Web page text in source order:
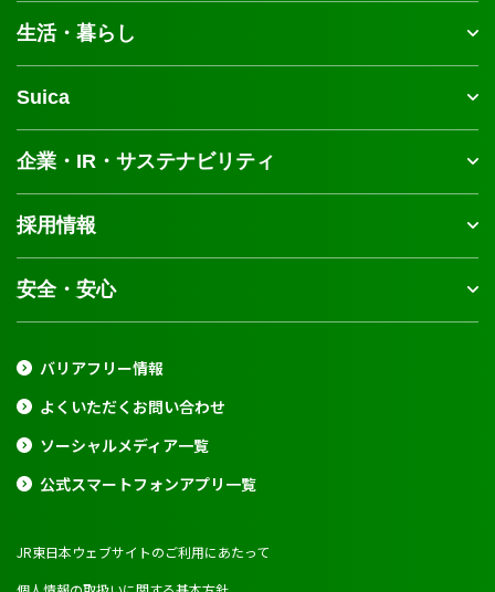
生活・暮らし
Suica
企業・IR・サステナビリティ
採用情報
安全・安心
バリアフリー情報
よくいただくお問い合わせ
ソーシャルメディア一覧
公式スマートフォンアプリ一覧
JR東日本ウェブサイトのご利用にあたって